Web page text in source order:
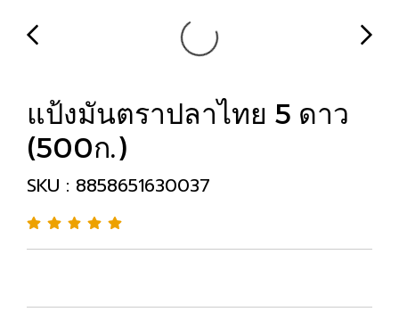
แป้งมันตราปลาไทย 5 ดาว
(500ก.)
SKU : 8858651630037